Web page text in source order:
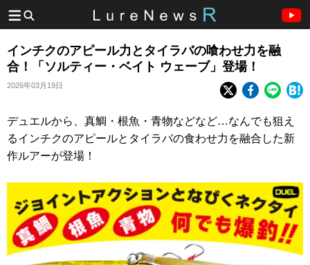
インチクのアピール力とタイラバの喰わせ力を融
合！「ソルティー・ベイト ウェーブ」登場！
2026年03月19日
デュエルから、真鯛・根魚・青物などなど…なんでも狙え
るインチクのアピールとタイラバの食わせ力を融合した新
作ルアーが登場！